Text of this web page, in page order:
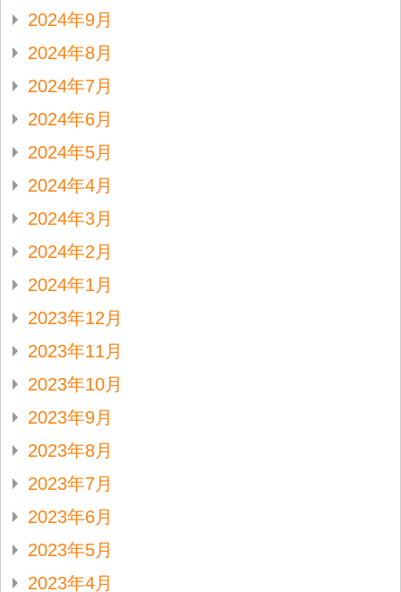
2024年9月
2024年8月
2024年7月
2024年6月
2024年5月
2024年4月
2024年3月
2024年2月
2024年1月
2023年12月
2023年11月
2023年10月
2023年9月
2023年8月
2023年7月
2023年6月
2023年5月
2023年4月